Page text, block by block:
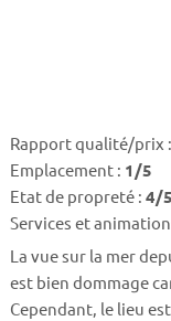
Rapport qualité/prix :
Emplacement : 1/5
Etat de propreté : 4/5
Services et
La vue sur la mer
est bien dommage
Cependant, le lieu